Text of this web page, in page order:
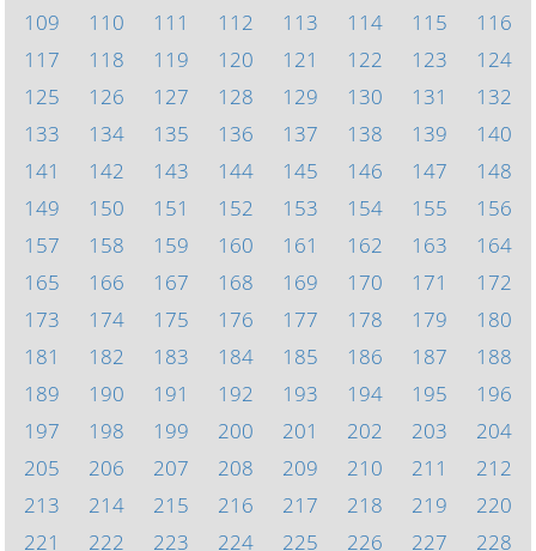
109
110 111 112 113 114 115
116
117
118 119 120 121 122 123
124
125
126 127 128 129 130 131
132
133
134 135 136 137 138 139
140
141
142 143 144 145 146 147
148
149
150 151 152 153 154 155
156
157
158 159 160 161 162 163
164
165
166 167 168 169 170 171
172
173
174 175 176 177 178 179
180
181
182 183 184 185 186 187
188
189
190 191 192 193 194 195
196
197
198 199 200 201 202 203
204
205
206 207 208 209 210 211
212
213
214 215 216 217 218 219
220
221
222 223 224 225 226 227
228